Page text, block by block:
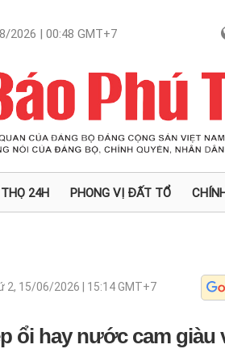
2026 | 00:48 GMT+7
24H PHONG VỊ ĐẤT TỔ
2, 15/06/2026 | 15:14GMT+7
ổi hay nước cam giàu